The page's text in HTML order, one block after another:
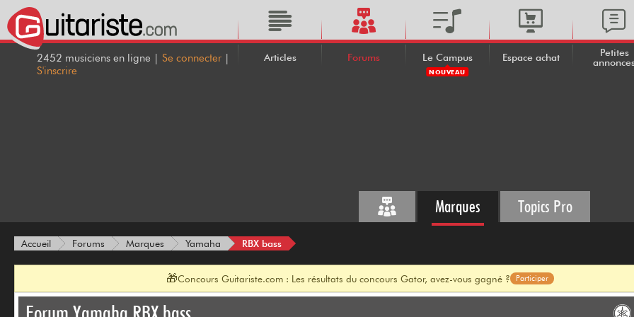
2452 musiciens en ligne | Se connecter |
S'inscrire
Articles Forums Le Campus
NOUVEAU
Espace achat
Petites
Marques Topics Pro
Accueil Forums Marques Yamaha RBX bass
🎁Concours Guitariste.com : Les résultats du concours Gator, avez-vous gagné ? Participer